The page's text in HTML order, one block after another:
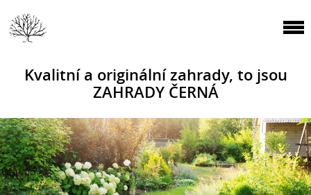
Kvalitní a originální zahrady, to jsou
ZAHRADY ČERNÁ